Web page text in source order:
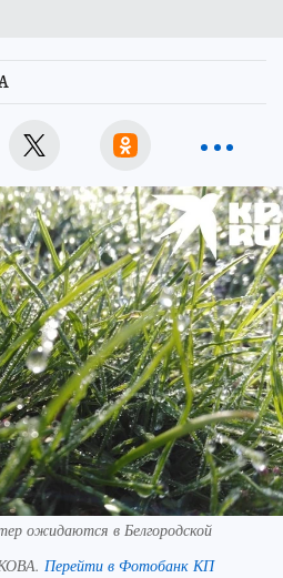
ожидаются в Белгородской
Перейти в Фотобанк КП